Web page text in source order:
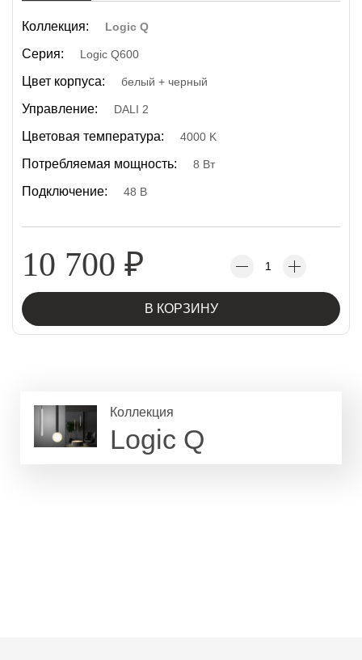
Коллекция: Logic Q
Серия: Logic Q600
Цвет корпуса: белый + черный
Управление: DALI 2
Цветовая температура: 4000 K
Потребляемая мощность: 8 Вт
Подключение: 48 В
10 700 ₽
В КОРЗИНУ
Коллекция
Logic Q